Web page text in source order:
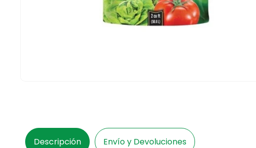
Descripción Envío y Devoluciones